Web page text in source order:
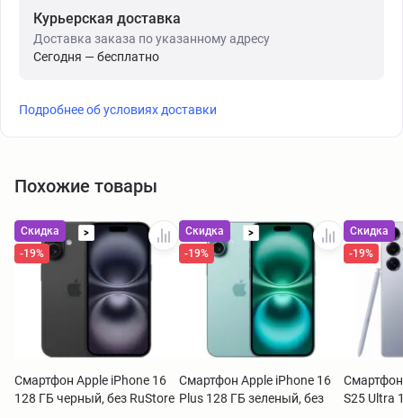
Курьерская доставка
Доставка заказа по указанному адресу
Сегодня — бесплатно
Подробнее об условиях доставки
Похожие товары
Скидка
>
-19%
Смартфон Apple iPhone 16
128 ГБ черный, без RuStore
Скидка
>
-19%
Смартфон Apple iPhone 16
Plus 128 ГБ зеленый, без
Скидка
-19%
S25 Ultra